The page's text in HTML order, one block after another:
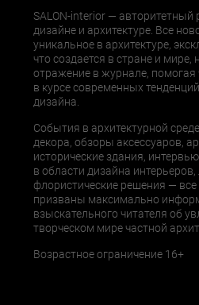
SALON-interior — авторитетный
дизайне и архитектуре. Все
уникальное в архитектуре,
что создается в стране и мире,
отражение в журнале, помогая
в курсе современных
дизайна.
События в архитектурной
декора, обзоры аксессуаров,
исторические здания,
в области дизайна
флористические решения —
призваны максимально
взыскательного читателя об
творческом мире частной
Возрастное ограничение 16+